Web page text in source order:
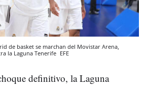
de basket se marchan del Movistar Arena,
la Laguna Tenerife EFE
definitivo, la Laguna